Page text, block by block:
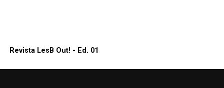
Revista LesB Out! - Ed. 01